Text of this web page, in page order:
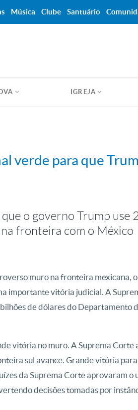
IGREJA
verde para que
o governo Trump use
fronteira com o México
muro na fronteira mexicana,
importante vitória judicial. A
de dólares do Departamento
vitória no muro. A Suprema Corte
sul avance. Grande vitória
da Suprema Corte aprovaram o
decisões tomadas por
Música Clube Santuário